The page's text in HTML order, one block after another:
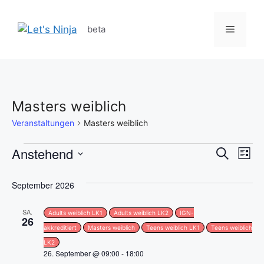
Inhalt
springen
beta Menü
Masters weiblich
Veranstaltungen Masters weiblich
Veranstaltungen
V
e
a
S
V
n
L
s
Anstehend
a
September 2026
SA.
26
26. September @ 09:00 - 18:00
Adults weiblich LK1 Adults weiblich LK2 IGN-
akkreditiert Masters weiblich Teens weiblich LK1 Teens weiblich
LK2